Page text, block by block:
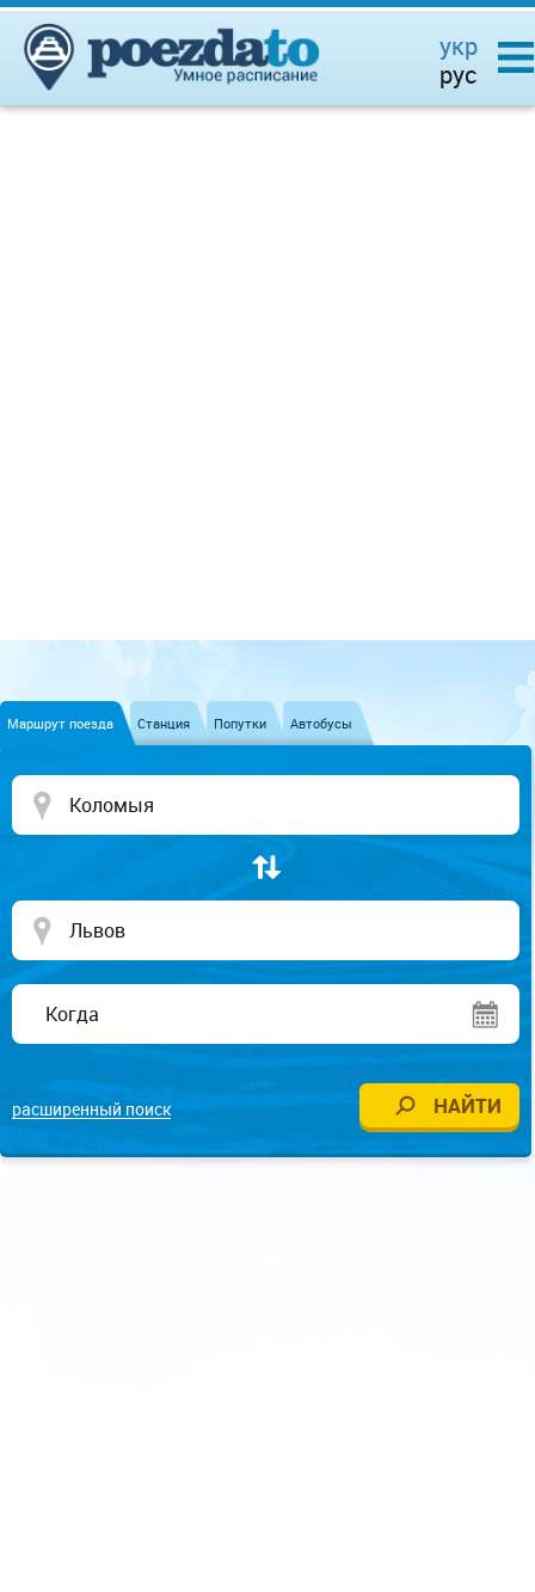
укр
рус
Маршрут поезда Станция Попутки Автобусы
расширенный поиск